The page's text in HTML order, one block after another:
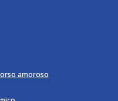
amoroso